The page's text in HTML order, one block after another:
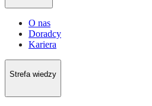
O nas
Doradcy
Kariera
Strefa wiedzy